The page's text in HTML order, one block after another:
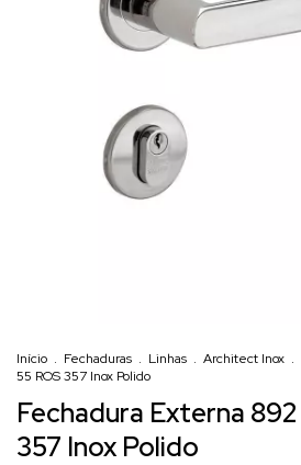
Início . Fechaduras . Linhas . Architect Inox .
55 ROS 357 Inox Polido
Fechadura Externa
357 Inox Polido